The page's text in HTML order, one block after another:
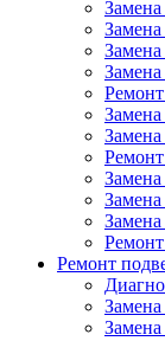
Замена
Замена
Замена
Замена
Ремонт
Замена
Замена